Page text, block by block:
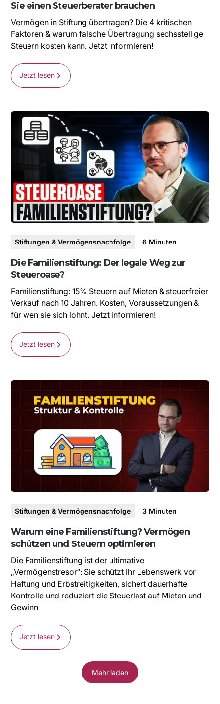
Sie einen Steuerberater brauchen
Vermögen in Stiftung übertragen? Die 4 kritischen
Faktoren & warum falsche Übertragung sechsstellige
Steuern kosten kann. Jetzt informieren!
Jetzt lesen
Stiftungen & Vermögensnachfolge 6 Minuten
Die Familienstiftung: Der legale Weg zur
Steueroase?
Familienstiftung: 15% Steuern auf Mieten & steuerfreier
Verkauf nach 10 Jahren. Kosten, Voraussetzungen &
für wen sie sich lohnt. Jetzt informieren!
Jetzt lesen
Stiftungen & Vermögensnachfolge 3 Minuten
Warum eine Familienstiftung? Vermögen
schützen und Steuern optimieren
Die Familienstiftung ist der ultimative
„Vermögenstresor“: Sie schützt Ihr Lebenswerk vor
Haftung und Erbstreitigkeiten, sichert dauerhafte
Kontrolle und reduziert die Steuerlast auf Mieten und
Gewinn
Jetzt lesen
Mehr laden